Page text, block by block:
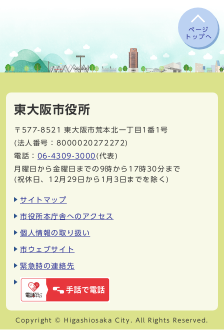
ページ
トップへ
東大阪市役所
〒577-8521
東大阪市荒本北一丁目1番1号
(法人番号：8000020272272)
電話： 06-4309-3000 (代表)
月曜日から金曜日までの9時から17時30分まで
(祝休日、12月29日から1月3日までを除く)
サイトマップ
市役所本庁舎へのアクセス
個人情報の取り扱い
市ウェブサイト
緊急時の連絡先
Copyright © Higashiosaka City. All Rights Reserved.